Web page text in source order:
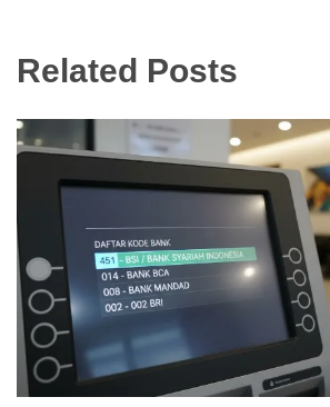
Related Posts